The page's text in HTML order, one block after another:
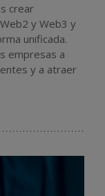
crear
y Web3 y
unificada.
empresas a
y a atraer